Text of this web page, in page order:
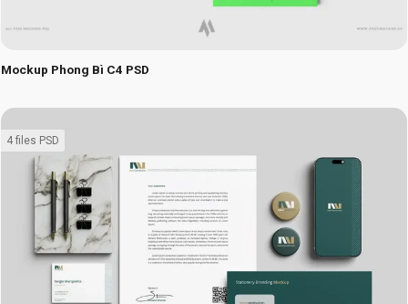
Mockup Phong Bì C4 PSD
4 files PSD